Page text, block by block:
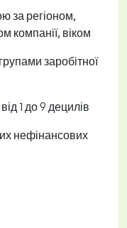
за регіоном,
компанії, віком
заробітної
1 до 9 децилів
нефінансових